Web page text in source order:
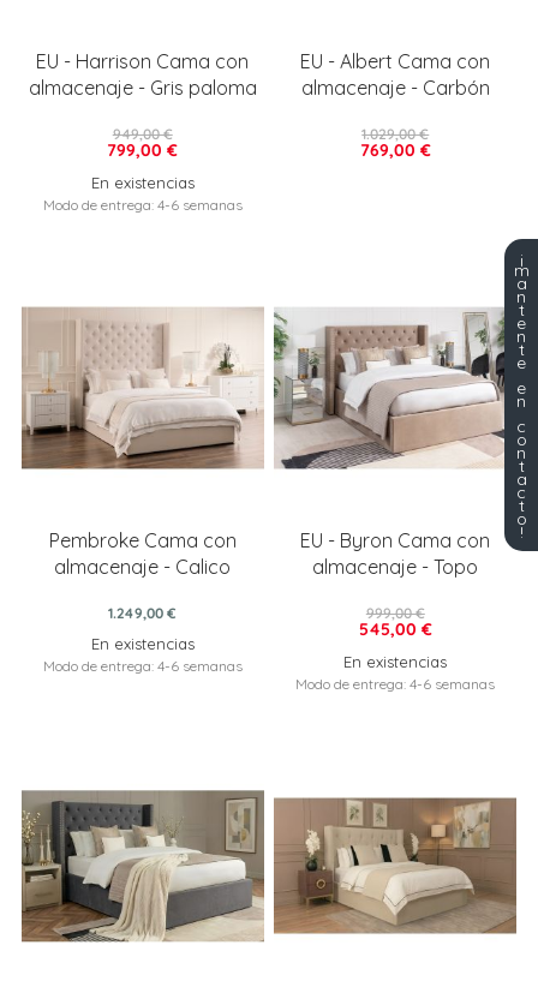
EU - Harrison Cama con
almacenaje - Gris paloma
799,00 €
949,00 €
En existencias
Modo de entrega: 4-6 semanas
EU - Albert Cama con
almacenaje - Carbón
769,00 €
1.029,00 €
Pembroke Cama con
almacenaje - Calico
1.249,00 €
En existencias
Modo de entrega: 4-6 semanas
EU - Byron Cama con
almacenaje - Topo
545,00 €
999,00 €
En existencias
Modo de entrega: 4-6 semanas
¡
m
a
n
t
e
n
t
e
e
n
c
o
n
t
a
c
t
o
!